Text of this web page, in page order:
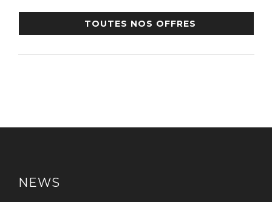
TOUTES NOS OFFRES
NEWS